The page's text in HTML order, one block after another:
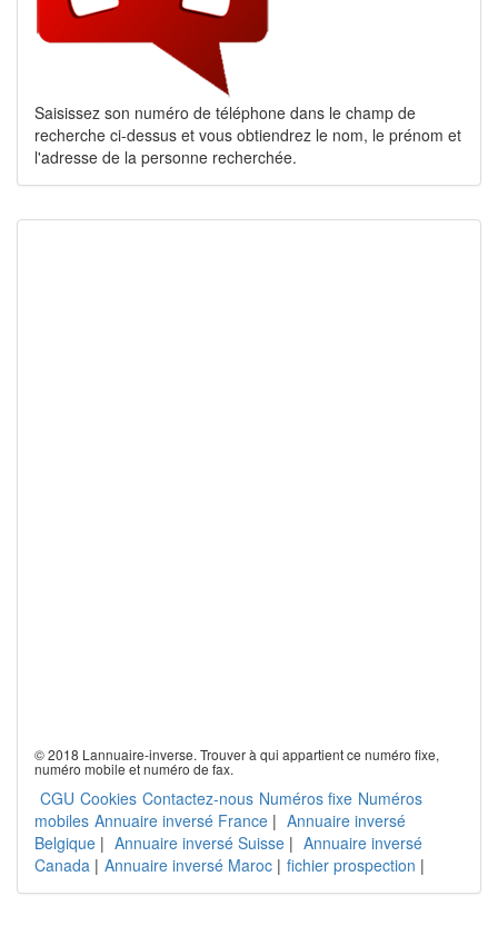
Saisissez son numéro de téléphone dans le champ de
recherche ci-dessus et vous obtiendrez le nom, le prénom et
l'adresse de la personne recherchée.
© 2018 Lannuaire-inverse. Trouver à qui appartient ce numéro fixe,
numéro mobile et numéro de fax.
CGU Cookies Contactez-nous Numéros fixe Numéros
mobiles Annuaire inversé France | Annuaire inversé
Belgique | Annuaire inversé Suisse | Annuaire inversé
Canada | Annuaire inversé Maroc | fichier prospection |